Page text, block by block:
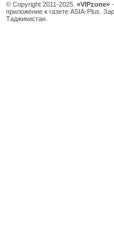
© Copyright 2011-2025. «VIPzone»
приложение к газете ASIA-Plus.
Таджикистан.